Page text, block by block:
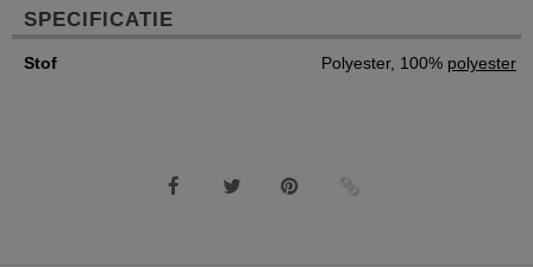
SPECIFICATIE
Stof Polyester, 100% polyester